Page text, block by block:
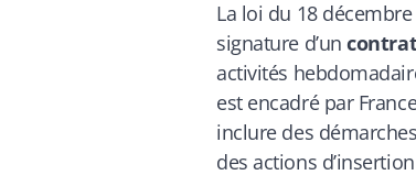
La loi du 18
signature d’un
activités
est encadré par
inclure des
des actions